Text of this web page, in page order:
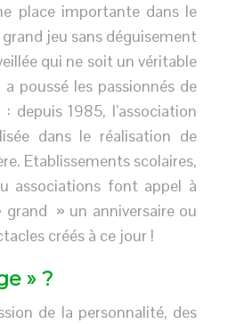
place importante dans le
jeu sans déguisement
qui ne soit un véritable
poussé les passionnés de
depuis 1985, l’association
dans le réalisation de
Etablissements scolaires,
associations font appel à
» un anniversaire ou
créés à ce jour !
» ?
de la personnalité, des